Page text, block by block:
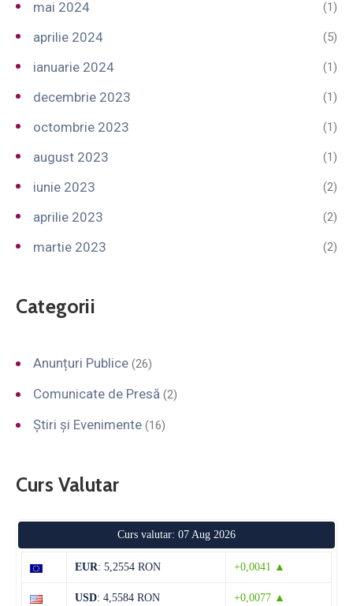
mai 2024 (1)
aprilie 2024 (5)
ianuarie 2024 (1)
decembrie 2023 (1)
octombrie 2023 (1)
august 2023 (1)
iunie 2023 (2)
aprilie 2023 (2)
martie 2023 (2)
Categorii
Anunțuri Publice (26)
Comunicate de Presă (2)
Știri și Evenimente (16)
Curs Valutar
Curs valutar: 07 Aug 2026
EUR: 5,2554 RON +0,0041 ▲
USD: 4,5584 RON +0,0077 ▲